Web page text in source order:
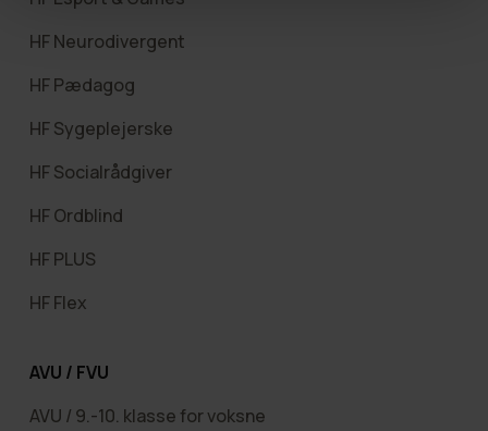
HF Neurodivergent
HF Pædagog
HF Sygeplejerske
HF Socialrådgiver
HF Ordblind
HF PLUS
HF Flex
AVU / FVU
AVU / 9.-10. klasse for voksne